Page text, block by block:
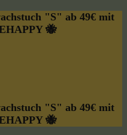
"S" ab 49€ mit
🐝
"S" ab 49€ mit
🐝